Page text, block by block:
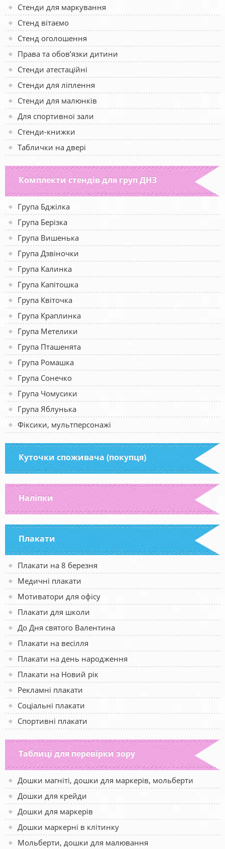
Стенди для маркування
Стенд вітаємо
Стенд оголошення
Права та обов’язки дитини
Стенди атестаційні
Стенди для ліплення
Стенди для малюнків
Для спортивної зали
Стенди-книжки
Таблички на двері
Комплекти стендів для груп ДНЗ
Група Бджілка
Група Берізка
Група Вишенька
Група Дзвіночки
Група Калинка
Група Капітошка
Група Квіточка
Група Краплинка
Група Метелики
Група Пташенята
Група Ромашка
Група Сонечко
Група Чомусики
Група Яблунька
Фіксики, мультперсонажі
Куточки споживача (покупця)
Наліпки
Плакати
Плакати на 8 березня
Медичні плакати
Мотиватори для офісу
Плакати для школи
До Дня святого Валентина
Плакати на весілля
Плакати на день народження
Плакати на Новий рік
Рекламні плакати
Соціальні плакати
Спортивні плакати
Таблиці для перевірки зору
Дошки магніті, дошки для маркерів, мольберти
Дошки для крейди
Дошки для маркерів
Дошки маркерні в клітинку
Мольберти, дошки для малювання